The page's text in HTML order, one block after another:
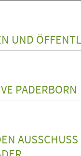
UND
PADERBORN